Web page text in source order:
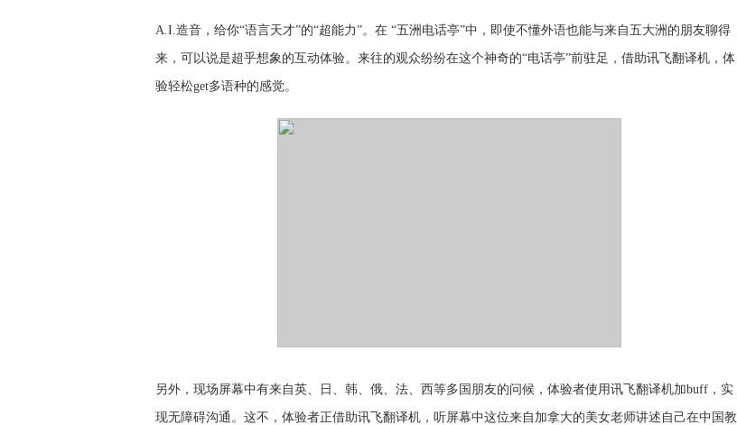
A.I.造音，给你“语言天才”的“超能力”。在 “五洲电话亭”中，即使不懂外语也能与来自五大洲的朋友聊得
来，可以说是超乎想象的互动体验。来往的观众纷纷在这个神奇的“电话亭”前驻足，借助讯飞翻译机，体
验轻松get多语种的感觉。
另外，现场屏幕中有来自英、日、韩、俄、法、西等多国朋友的问候， 体验者使用讯飞翻译机加buff ，实
现无障碍沟通。这不，体验者正借助讯飞翻译机，听屏幕中这位来自加拿大的美女老师讲述自己在中国教